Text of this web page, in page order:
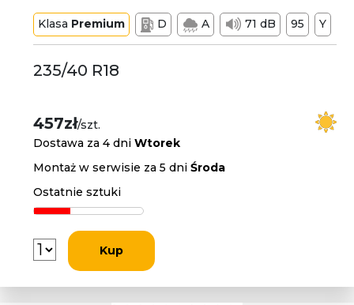
Klasa Premium D A 71 dB 95 Y
235/40 R18
457zł/szt.
Dostawa za 4 dniWtorek
Montaż w serwisie za 5 dniŚroda
Ostatnie sztuki
Kup